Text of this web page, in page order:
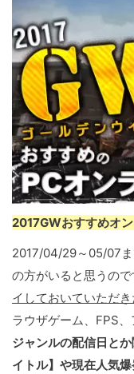
2017GWおすすめオ
2017/04/29～05/07
の方がいると思うので
イしておいていただき
ラウザゲーム、FPS、
ジャンルの配信日と
イトル】や現在人気